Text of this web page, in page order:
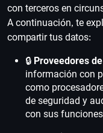
con terceros en
A continuación, te
compartir tus datos:
🔒 Proveedores
información con
como
de seguridad y
con sus